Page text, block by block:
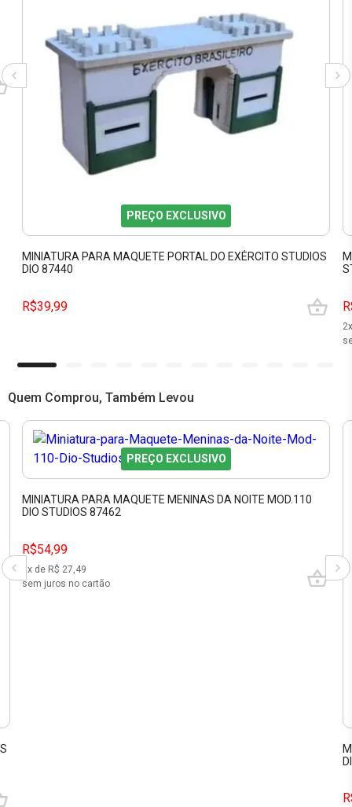
PREÇO EXCLUSIVO
MINIATURA PARA MAQUETE PORTAL DO EXÉRCITO STUDIOS
DIO 87440
R$39,99
2
Quem Comprou, Também Levou
PREÇO EXCLUSIVO
MINIATURA PARA MAQUETE MENINAS DA NOITE MOD.110
DIO STUDIOS 87462
R$54,99
2x de R$ 27,49
sem juros no cartão